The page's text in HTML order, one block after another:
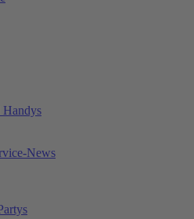
Handys
News